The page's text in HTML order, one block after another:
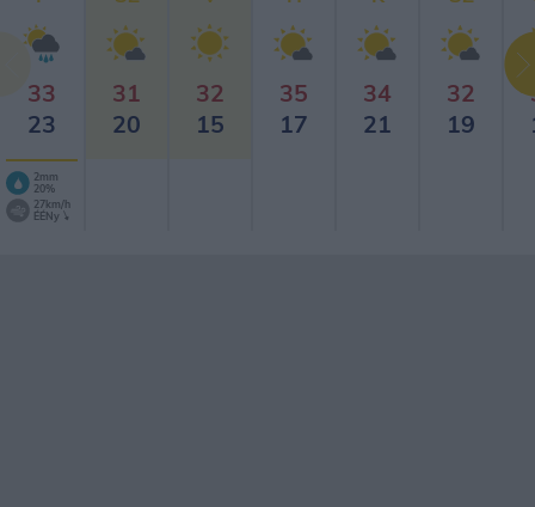
33
23
2mm
20%
27km/h
ÉÉNy
31
20
32
15
35
17
34
21
32
19